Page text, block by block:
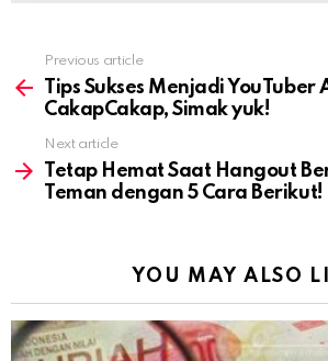
more
Previous article
Tips Sukses Menjadi YouTuber
CakapCakap, Simak yuk!
Next article
Tetap Hemat Saat Hangout
Teman dengan 5 Cara Berikut!
YOU MAY ALSO